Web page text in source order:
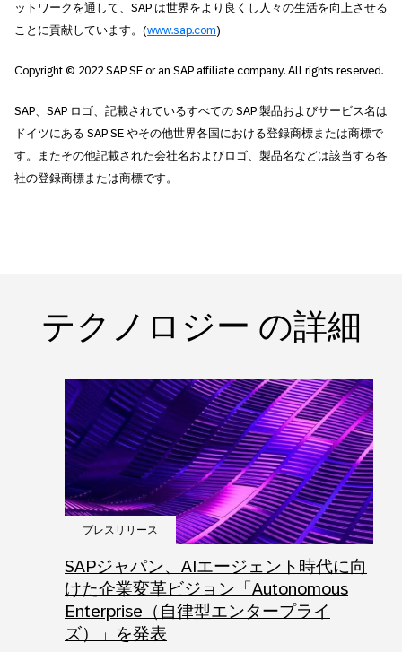
ットワークを通して、SAP は世界をより良くし人々の生活を向上させる
ことに貢献しています。(www.sap.com)
Copyright © 2022 SAP SE or an SAP affiliate company. All rights reserved.
SAP、SAP ロゴ、記載されているすべての SAP 製品およびサービス名は
ドイツにある SAP SE やその他世界各国における登録商標または商標で
す。またその他記載された会社名およびロゴ、製品名などは該当する各
社の登録商標または商標です。
テクノロジー の詳細
プレスリリース
SAPジャパン、AIエージェント時代に向
けた企業変革ビジョン「Autonomous
Enterprise（自律型エンタープライ
ズ）」を発表